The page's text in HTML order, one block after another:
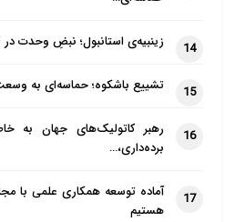
14 زینبیه‌ی استانبول؛ نبضِ
15 تشییع باشکوه؛ حماسه‌ای به
16
رهبر کاتولیک‌های جهان به
برده‌داری،…
17
آماده توسعه همکاری علمی با
هستیم